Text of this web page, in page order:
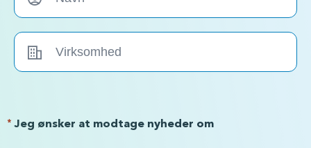
Jeg ønsker at modtage nyheder om
*